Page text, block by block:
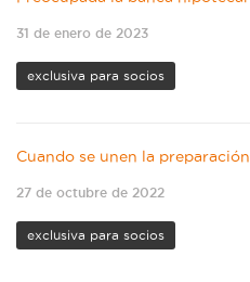
31 de enero de 2023
exclusiva para socios
Cuando se unen la
27 de octubre de 2022
exclusiva para socios